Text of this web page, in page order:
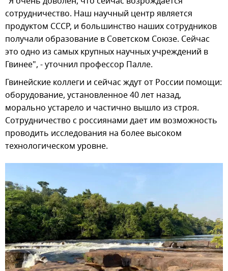
сотрудничество. Наш научный центр является
продуктом СССР, и большинство наших сотрудников
получали образование в Советском Союзе. Сейчас
это одно из самых крупных научных учреждений в
Гвинее", - уточнил профессор Палле.
Гвинейские коллеги и сейчас ждут от России помощи:
оборудование, установленное 40 лет назад,
морально устарело и частично вышло из строя.
Сотрудничество с россиянами дает им возможность
проводить исследования на более высоком
технологическом уровне.